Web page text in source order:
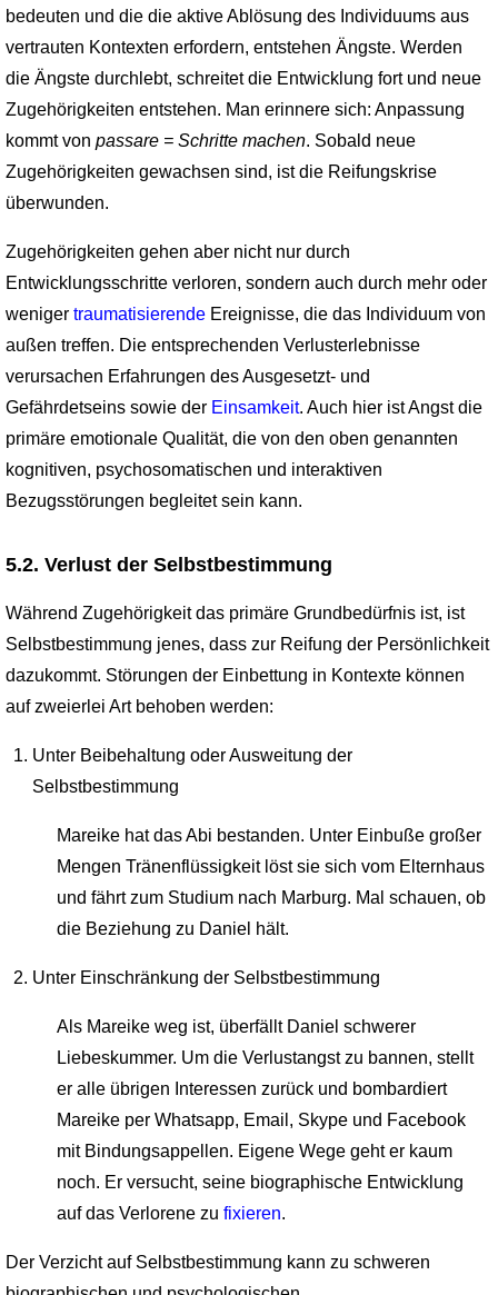
bedeuten und die die aktive Ablösung des Individuums aus
vertrauten Kontexten erfordern, entstehen Ängste. Werden
die Ängste durchlebt, schreitet die Entwicklung fort und neue
Zugehörigkeiten entstehen. Man erinnere sich: Anpassung
kommt von passare = Schritte machen. Sobald neue
Zugehörigkeiten gewachsen sind, ist die Reifungskrise
überwunden.
Zugehörigkeiten gehen aber nicht nur durch
Entwicklungsschritte verloren, sondern auch durch mehr oder
weniger traumatisierendeEreignisse, die das Individuum von
außen treffen. Die entsprechenden Verlusterlebnisse
verursachen Erfahrungen des Ausgesetzt- und
Gefährdetseins sowie der Einsamkeit. Auch hier ist Angst die
primäre emotionale Qualität, die von den oben genannten
kognitiven, psychosomatischen und interaktiven
Bezugsstörungen begleitet sein kann.
5.2. Verlust der Selbstbestimmung
Während Zugehörigkeit das primäre Grundbedürfnis ist, ist
Selbstbestimmung jenes, dass zur Reifung der Persönlichkeit
dazukommt. Störungen der Einbettung in Kontexte können
auf zweierlei Art behoben werden:
Unter Beibehaltung oder Ausweitung der
Selbstbestimmung
Mareike hat das Abi bestanden. Unter Einbuße großer
Mengen Tränenflüssigkeit löst sie sich vom Elternhaus
und fährt zum Studium nach Marburg. Mal schauen, ob
die Beziehung zu Daniel hält.
Unter Einschränkung der Selbstbestimmung
Als Mareike weg ist, überfällt Daniel schwerer
Liebeskummer. Um die Verlustangst zu bannen, stellt
er alle übrigen Interessen zurück und bombardiert
Mareike per Whatsapp, Email, Skype und Facebook
mit Bindungsappellen. Eigene Wege geht er kaum
noch. Er versucht, seine biographische Entwicklung
auf das Verlorene zufixieren.
Der Verzicht auf Selbstbestimmung kann zu schweren